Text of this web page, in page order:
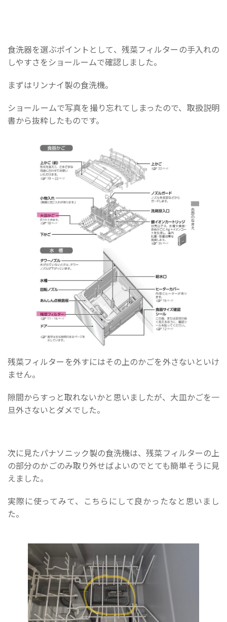
食洗器を選ぶポイントとして、残菜フィルターの手入れの
しやすさをショールームで確認しました。
まずはリンナイ製の食洗機。
ショールームで写真を撮り忘れてしまったので、取扱説明
書から抜粋したものです。
残菜フィルターを外すにはその上のかごを外さないといけ
ません。
隙間からすっと取れないかと思いましたが、大皿かごを一
旦外さないとダメでした。
次に見たパナソニック製の食洗機は、残菜フィルターの上
の部分のかごのみ取り外せばよいのでとても簡単そうに見
えました。
実際に使ってみて、こちらにして良かったなと思いまし
た。